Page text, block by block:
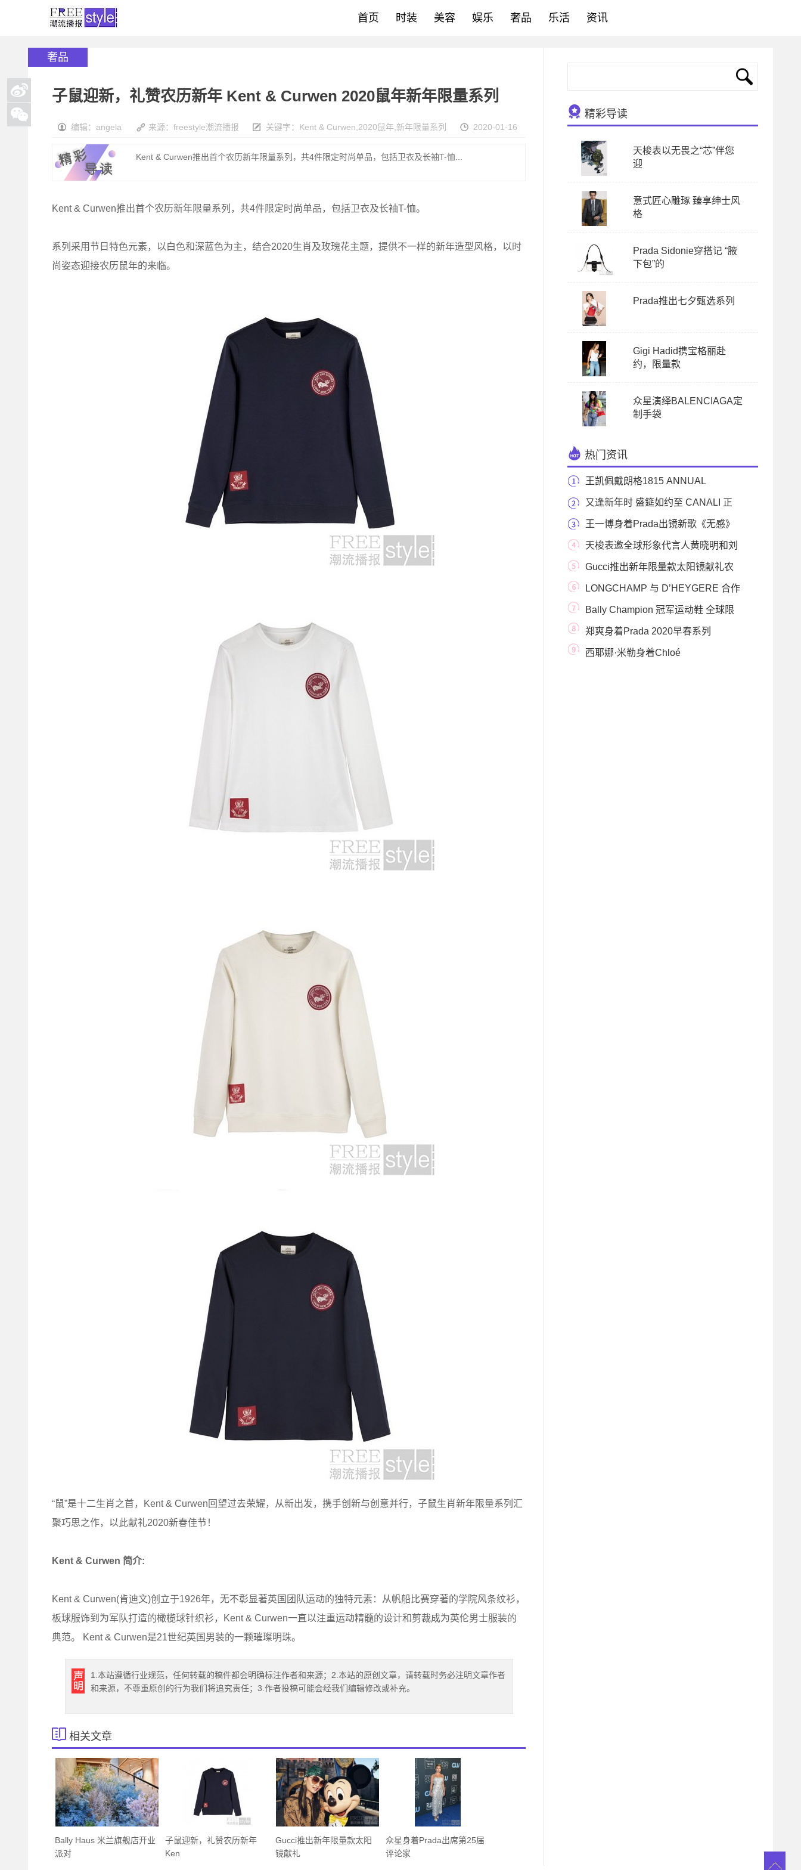
首页 时装 美容 娱乐 奢品 乐活 资讯
奢品
子鼠迎新，礼赞农历新年 Kent & Curwen 2020鼠年新年限量系列
编辑：angela 来源：freestyle潮流播报 关键字： Kent & Curwen 2020鼠年 新年限量系列 2020-01-16
Kent & Curwen推出首个农历新年限量系列，共4件限定时尚单品，包括卫衣及长袖T-恤...
Kent & Curwen推出首个农历新年限量系列，共4件限定时尚单品，包括卫衣及长袖T-恤。
系列采用节日特色元素，以白色和深蓝色为主，结合2020生肖及玫瑰花主题，提供不一样的新年造型风格，以时
尚姿态迎接农历鼠年的来临。
“鼠”是十二生肖之首，Kent & Curwen回望过去荣耀，从新出发，携手创新与创意并行，子鼠生肖新年限量系列汇
聚巧思之作，以此献礼2020新春佳节！
Kent & Curwen 简介:
Kent & Curwen(肯迪文)创立于1926年，无不彰显著英国团队运动的独特元素：从帆船比赛穿著的学院风条纹衫，
板球服饰到为军队打造的橄榄球针织衫，Kent & Curwen一直以注重运动精髓的设计和剪裁成为英伦男士服装的
典范。 Kent & Curwen是21世纪英国男装的一颗璀璨明珠。
1.本站遵循行业规范，任何转载的稿件都会明确标注作者和来源；2.本站的原创文章，请转载时务必注明文章作者
和来源，不尊重原创的行为我们将追究责任；3.作者投稿可能会经我们编辑修改或补充。
相关文章
Bally Haus 米兰旗舰店开业
派对
子鼠迎新，礼赞农历新年
Ken
Gucci推出新年限量款太阳
镜献礼
众星身着Prada出席第25届
评论家
精彩导读
天梭表以无畏之“芯”伴您
迎
意式匠心雕琢 臻享绅士风
格
Prada Sidonie穿搭记 “腋
下包”的
Prada推出七夕甄选系列
Gigi Hadid携宝格丽赴
约，限量款
众星演绎BALENCIAGA定
制手袋
热门资讯
王凯佩戴朗格1815 ANNUAL
CALENDAR系列 亮相2020东方卫
又逢新年时 盛筵如约至 CANALI 正
装礼服系列
王一博身着Prada出镜新歌《无感》
封面大片天梭表邀全球形象代言人黄晓明和刘
亦菲共赴探
Gucci推出新年限量款太阳镜献礼农
历新年LONGCHAMP 与 D’HEYGERE 合作
特别献礼 ANDAM 成立30周
Bally Champion 冠军运动鞋 全球限
量发布1851双
郑爽身着Prada 2020早春系列
西耶娜·米勒身着Chloé